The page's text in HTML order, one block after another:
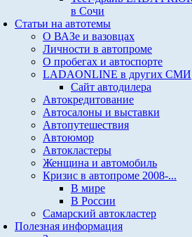
в Сочи
Статьи на автотемы
О ВАЗе и вазовцах
Личности в автопроме
О пробегах и автоспорте
LADAONLINE в других СМИ
Сайт автодилера
Автокредитование
Автосалоны и выставки
Автопутешествия
Автоюмор
Автокластеры
Женщина и автомобиль
Кризис в автопроме 2008-...
В мире
В России
Самарский автокластер
Полезная информация